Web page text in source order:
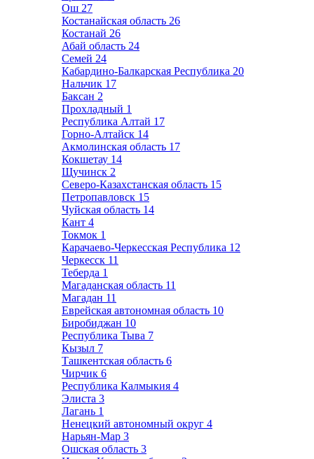
Ош 27
Костанайская область 26
Костанай 26
Абай область 24
Семей 24
Кабардино-Балкарская Республика 20
Нальчик 17
Баксан 2
Прохладный 1
Республика Алтай 17
Горно-Алтайск 14
Акмолинская область 17
Кокшетау 14
Щучинск 2
Северо-Казахстанская область 15
Петропавловск 15
Чуйская область 14
Кант 4
Токмок 1
Карачаево-Черкесская Республика 12
Черкесск 11
Теберда 1
Магаданская область 11
Магадан 11
Еврейская автономная область 10
Биробиджан 10
Республика Тыва 7
Кызыл 7
Ташкентская область 6
Чирчик 6
Республика Калмыкия 4
Элиста 3
Лагань 1
Ненецкий автономный округ 4
Нарьян-Мар 3
Ошская область 3